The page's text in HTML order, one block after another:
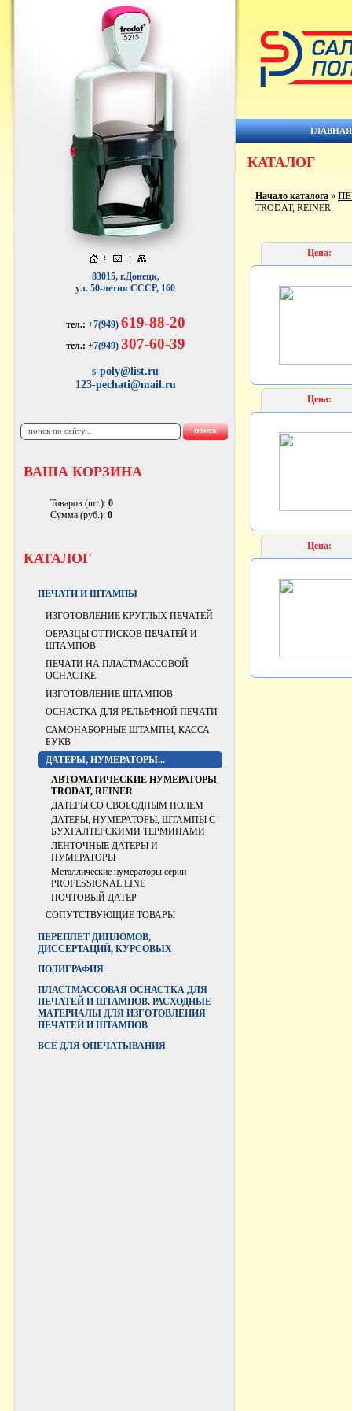
83015, г.Донецк,
ул. 50-летия СССР, 160
тел.: +7(949) 619-88-20
тел.: +7(949) 307-60-39
s-poly@list.ru
123-pechati@mail.ru
ВАША КОРЗИНА
Товаров (шт.): 0
Сумма (руб.): 0
КАТАЛОГ
ПЕЧАТИ И ШТАМПЫ
ИЗГОТОВЛЕНИЕ КРУГЛЫХ ПЕЧАТЕЙ
ОБРАЗЦЫ ОТТИСКОВ ПЕЧАТЕЙ И
ШТАМПОВ
ПЕЧАТИ НА ПЛАСТМАССОВОЙ
ОСНАСТКЕ
ИЗГОТОВЛЕНИЕ ШТАМПОВ
ОСНАСТКА ДЛЯ РЕЛЬЕФНОЙ ПЕЧАТИ
САМОНАБОРНЫЕ ШТАМПЫ, КАССА
БУКВ
ДАТЕРЫ, НУМЕРАТОРЫ...
АВТОМАТИЧЕСКИЕ НУМЕРАТОРЫ
TRODAT, REINER
ДАТЕРЫ СО СВОБОДНЫМ ПОЛЕМ
ДАТЕРЫ, НУМЕРАТОРЫ, ШТАМПЫ С
БУХГАЛТЕРСКИМИ ТЕРМИНАМИ
ЛЕНТОЧНЫЕ ДАТЕРЫ И
НУМЕРАТОРЫ
Металлические нумераторы серии
PROFESSIONAL LINE
ПОЧТОВЫЙ ДАТЕР
СОПУТСТВУЮЩИЕ ТОВАРЫ
ПЕРЕПЛЕТ ДИПЛОМОВ,
ДИССЕРТАЦИЙ, КУРСОВЫХ
ПОЛИГРАФИЯ
ПЛАСТМАССОВАЯ ОСНАСТКА ДЛЯ
ПЕЧАТЕЙ И ШТАМПОВ. РАСХОДНЫЕ
МАТЕРИАЛЫ ДЛЯ ИЗГОТОВЛЕНИЯ
ПЕЧАТЕЙ И ШТАМПОВ
ВCЕ ДЛЯ ОПЕЧАТЫВАНИЯ
ГЛАВНАЯ
КАТАЛОГ
Начало каталога »
TRODAT, REINER
Цена:
Цена:
Цена: